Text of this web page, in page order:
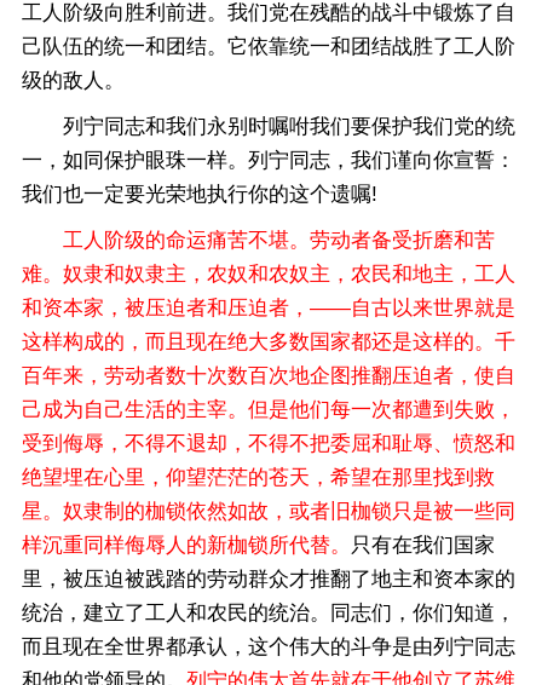
工人阶级向胜利前进。我们党在残酷的战斗中锻炼了自
己队伍的统一和团结。它依靠统一和团结战胜了工人阶
级的敌人。
列宁同志和我们永别时嘱咐我们要保护我们党的统
一，如同保护眼珠一样。列宁同志，我们谨向你宣誓：
我们也一定要光荣地执行你的这个遗嘱!
工人阶级的命运痛苦不堪。劳动者备受折磨和苦
难。奴隶和奴隶主，农奴和农奴主，农民和地主，工人
和资本家，被压迫者和压迫者，——自古以来世界就是
这样构成的，而且现在绝大多数国家都还是这样的。千
百年来，劳动者数十次数百次地企图推翻压迫者，使自
己成为自己生活的主宰。但是他们每一次都遭到失败，
受到侮辱，不得不退却，不得不把委屈和耻辱、愤怒和
绝望埋在心里，仰望茫茫的苍天，希望在那里找到救
星。奴隶制的枷锁依然如故，或者旧枷锁只是被一些同
样沉重同样侮辱人的新枷锁所代替。
只有在我们国家
里，被压迫被践踏的劳动群众才推翻了地主和资本家的
统治，建立了工人和农民的统治。同志们，你们知道，
而且现在全世界都承认，这个伟大的斗争是由列宁同志